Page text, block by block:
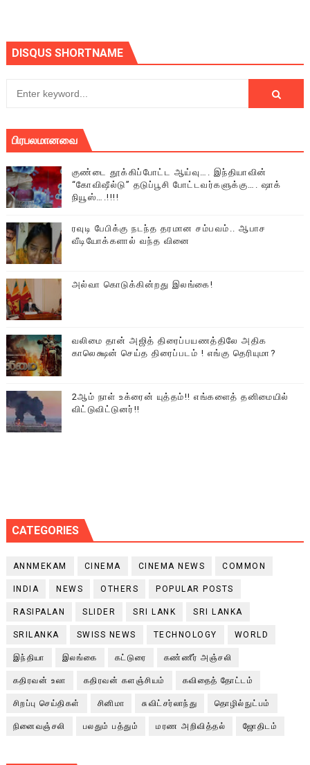
DISQUS SHORTNAME
பிரபலமானவை
குண்டை தூக்கிப்போட்ட ஆய்வு…. இந்தியாவின்
“கோவிஷீல்டு” தடுப்பூசி போட்டவர்களுக்கு…. ஷாக்
நியூஸ்….!!!!
ரவுடி பேபிக்கு நடந்த தரமான சம்பவம்.. ஆபாச
வீடியோக்களால் வந்த வினை
அல்வா கொடுக்கின்றது இலங்கை!
வலிமை தான் அஜித் திரைப்பயணத்திலே அதிக
காலெக்ஷன் செய்த திரைப்படம் ! எங்கு தெரியுமா?
2ஆம் நாள் உக்ரைன் யுத்தம்!! எங்களைத் தனிமையில்
விட்டுவிட்டுனர்!!
CATEGORIES
ANNMEKAM CINEMA CINEMA NEWS COMMON
INDIA NEWS OTHERS POPULAR POSTS
RASIPALAN SLIDER SRI LANK SRI LANKA
SRILANKA SWISS NEWS TECHNOLOGY WORLD
இந்தியா இலங்கை கட்டுரை கண்ணீர் அஞ்சலி
கதிரவன் உலா கதிரவன் களஞ்சியம் கவிதைத் தோட்டம்
சிறப்பு செய்திகள் சினிமா சுவிட்சர்லாந்து தொழில்நுட்பம்
நினைவஞ்சலி பலதும் பத்தும் மரண அறிவித்தல் ஜோதிடம்